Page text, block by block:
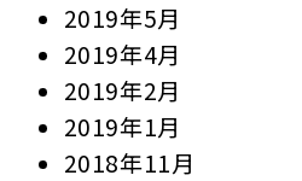
2019年5月
2019年4月
2019年2月
2019年1月
2018年11月